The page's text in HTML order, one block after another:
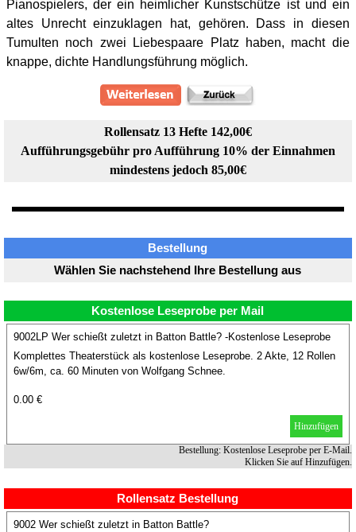
Pianospielers, der ein heimlicher Kunstschütze ist und ein
altes Unrecht einzuklagen hat, gehören. Dass in diesen
Tumulten noch zwei Liebespaare Platz haben, macht die
knappe, dichte Handlungsführung möglich.
Rollensatz 13 Hefte 142,00€
Aufführungsgebühr pro Aufführung 10% der Einnahmen
mindestens jedoch 85,00€
Bestellung
Wählen Sie nachstehend Ihre Bestellung aus
Kostenlose Leseprobe per Mail
9002LP Wer schießt zuletzt in Batton Battle? -Kostenlose Leseprobe
Komplettes Theaterstück als kostenlose Leseprobe. 2 Akte, 12 Rollen
6w/6m, ca. 60 Minuten von Wolfgang Schnee.
0.00 €
Hinzufügen
Bestellung: Kostenlose Leseprobe per E-Mail.
Klicken Sie auf Hinzufügen.
Rollensatz Bestellung
9002 Wer schießt zuletzt in Batton Battle?